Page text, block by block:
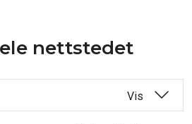
nettstedet
Vis